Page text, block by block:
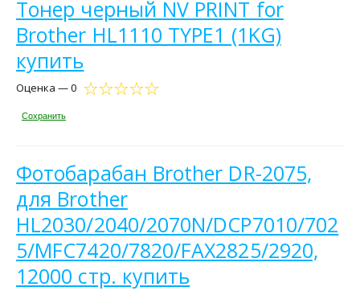
Тонер черный NV PRINT for
Brother HL1110 TYPE1 (1KG)
купить
Оценка — 0
Сохранить
Фотобарабан Brother DR-2075,
для Brother
HL2030/2040/2070N/DCP7010/702
5/MFC7420/7820/FAX2825/2920,
12000 стр. купить